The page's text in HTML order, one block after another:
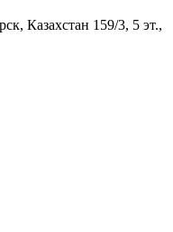
Казахстан 159/3, 5 эт.,